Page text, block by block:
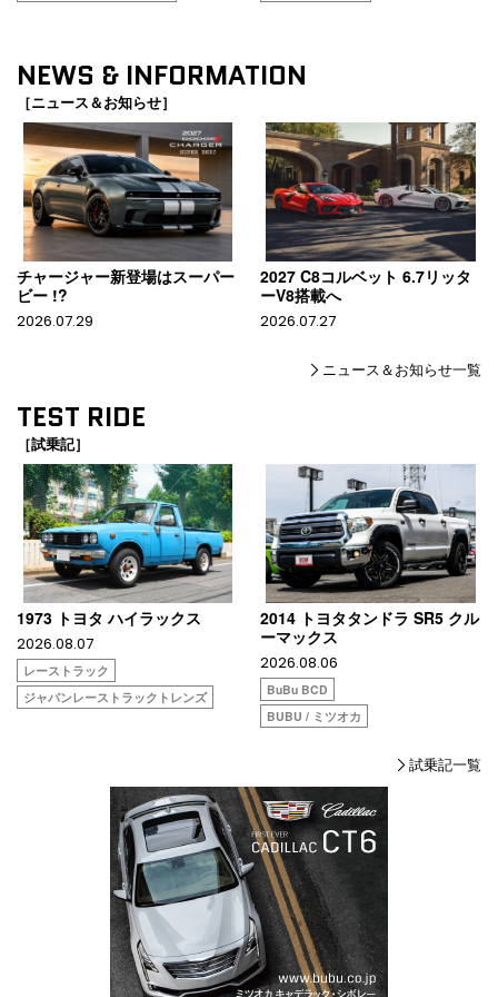
NEWS & INFORMATION
［ニュース＆お知らせ］
チャージャー新登場はスーパー
ビー !?
2026.07.29
2027 C8コルベット 6.7リッタ
ーV8搭載へ
2026.07.27
ニュース＆お知らせ一覧
TEST RIDE
［試乗記］
1973 トヨタ ハイラックス
2026.08.07
レーストラック
ジャパンレーストラックトレンズ
2014 トヨタタンドラ SR5 クル
ーマックス
2026.08.06
BuBu BCD
BUBU / ミツオカ
試乗記一覧